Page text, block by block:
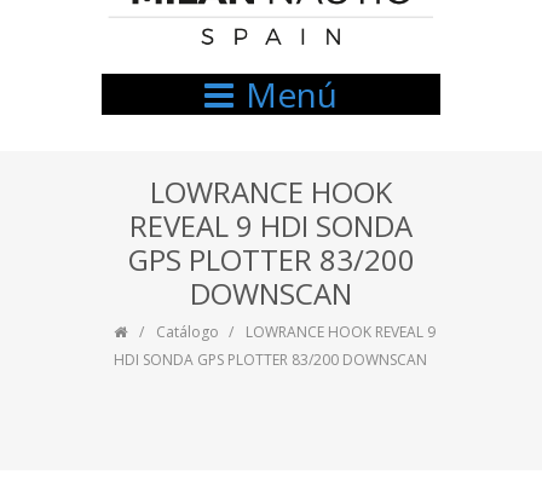
Menú
LOWRANCE HOOK
REVEAL 9 HDI SONDA
GPS PLOTTER 83/200
DOWNSCAN
Catálogo
LOWRANCE HOOK REVEAL 9
HDI SONDA GPS PLOTTER 83/200 DOWNSCAN